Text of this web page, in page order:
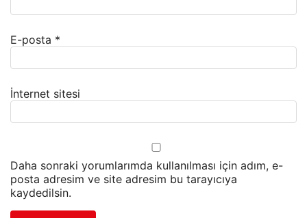
E-posta *
İnternet sitesi
Daha sonraki yorumlarımda kullanılması için adım, e-
posta adresim ve site adresim bu tarayıcıya
kaydedilsin.